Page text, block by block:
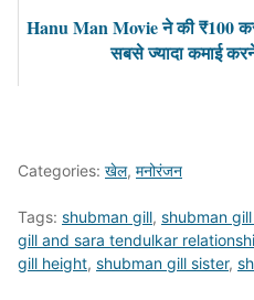
Hanu Man Movie ने की ₹100
सबसे ज्यादा कमाई
Categories: खेल, मनोरंजन
Tags: shubman gill, shubman
gill and sara tendulkar
gill height, shubman gill sister,